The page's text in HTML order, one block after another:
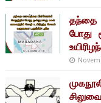
தந்தை
போது